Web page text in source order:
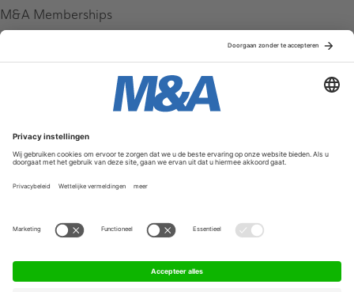
M&A Memberships
Service & Contact
Contact
FAQ
Werken bij ons
Algemene Voorwaarden